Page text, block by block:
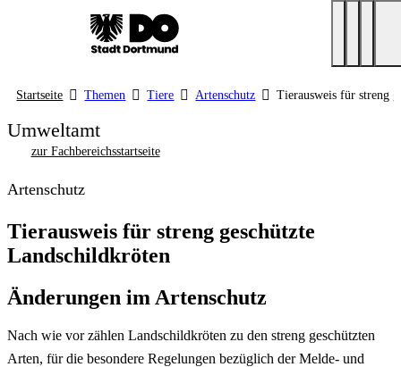
Startseite Themen Tiere Artenschutz Tierausweis für streng
Umweltamt
zur Fachbereichsstartseite
Artenschutz
Tierausweis für streng geschützte
Landschildkröten
Änderungen im Artenschutz
Nach wie vor zählen Landschildkröten zu den streng geschützten
Arten, für die besondere Regelungen bezüglich der Melde- und